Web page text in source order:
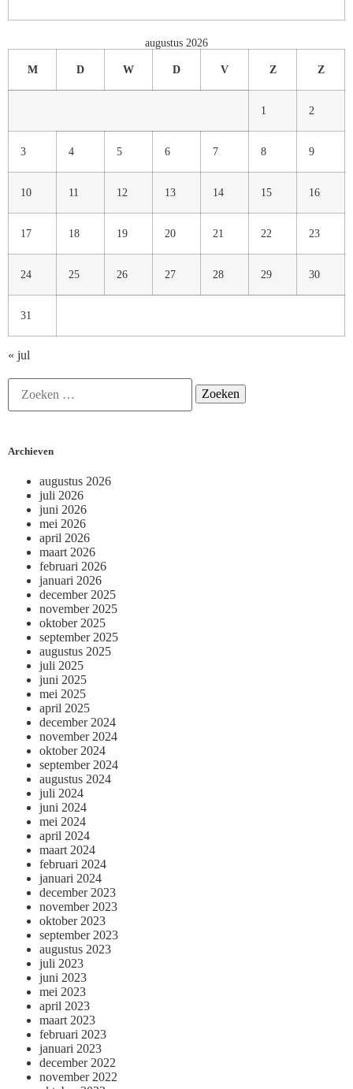
augustus 2026
M D W D V Z Z
1 2
3 4 5 6 7 8 9
10 11 12 13 14 15 16
17 18 19 20 21 22 23
24 25 26 27 28 29 30
31
« jul
Archieven
augustus 2026
juli 2026
juni 2026
mei 2026
april 2026
maart 2026
februari 2026
januari 2026
december 2025
november 2025
oktober 2025
september 2025
augustus 2025
juli 2025
juni 2025
mei 2025
april 2025
december 2024
november 2024
oktober 2024
september 2024
augustus 2024
juli 2024
juni 2024
mei 2024
april 2024
maart 2024
februari 2024
januari 2024
december 2023
november 2023
oktober 2023
september 2023
augustus 2023
juli 2023
juni 2023
mei 2023
april 2023
maart 2023
februari 2023
januari 2023
december 2022
november 2022